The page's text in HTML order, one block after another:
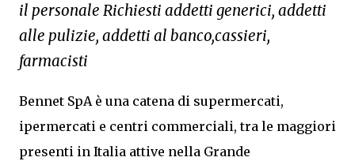
il personale Richiesti addetti generici, addetti
alle pulizie, addetti al banco,cassieri,
farmacisti
Bennet SpA è una catena di supermercati,
ipermercati e centri commerciali, tra le maggiori
presenti in Italia attive nella Grande